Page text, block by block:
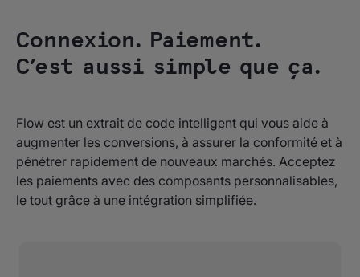
Connexion. Paiement.
C’est aussi simple que ça.
Flow est un extrait de code intelligent qui vous aide à
augmenter les conversions, à assurer la conformité et à
pénétrer rapidement de nouveaux marchés. Acceptez
les paiements avec des composants personnalisables,
le tout grâce à une intégration simplifiée.